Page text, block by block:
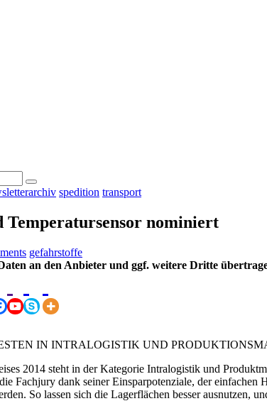
spedition transport
Temperatursensor nominiert
gefahrstoffe
an den Anbieter und ggf. weitere Dritte
IN INTRALOGISTIK UND
2014 steht in der Kategorie Intralogistik und
Fachjury dank seiner Einsparpotenziale, der
So lassen sich die Lagerflächen besser ausnutzen,